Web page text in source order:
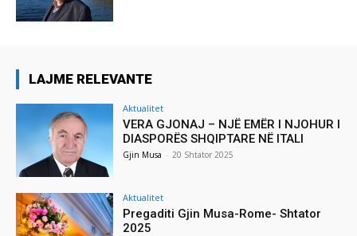
LAJME RELEVANTE
Aktualitet
VERA GJONAJ – NJË EMËR I NJOHUR I
DIASPORËS SHQIPTARE NË ITALI
Gjin Musa - 20 Shtator 2025
Aktualitet
Pregaditi Gjin Musa-Rome- Shtator
2025